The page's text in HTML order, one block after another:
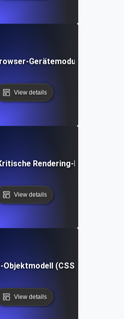
Gerätemodus?
View details
Rendering-Pfad?
View details
Objektmodell (CSSOM)?
View details